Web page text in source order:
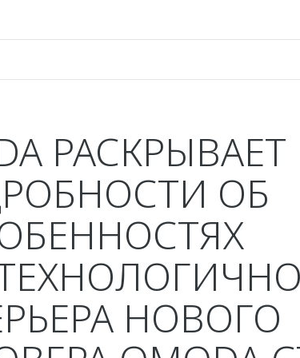
РАСКРЫВАЕТ
ОБ
НОВОГО